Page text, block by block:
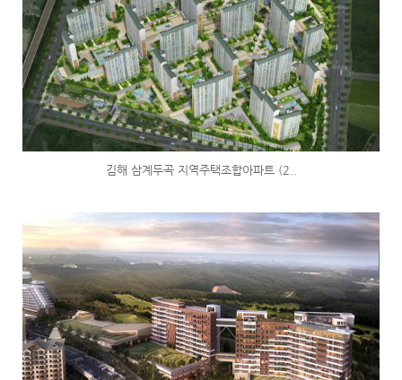
김해 삼계두곡 지역주택조합아파트 (2..